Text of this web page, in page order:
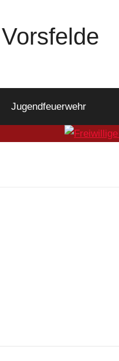
Jugendfeuerwehr